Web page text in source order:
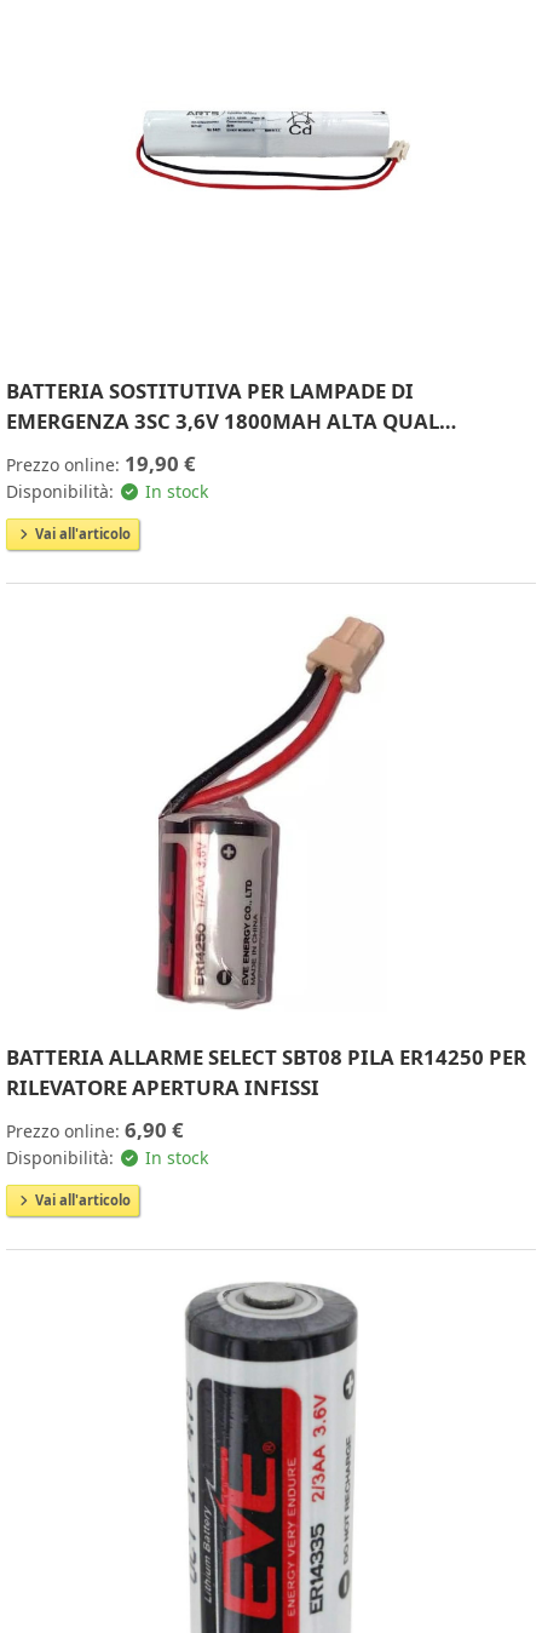
BATTERIA SOSTITUTIVA PER LAMPADE DI
EMERGENZA 3SC 3,6V 1800MAH ALTA QUAL…
Prezzo online: 19,90 €
Disponibilità: In stock
Vai all'articolo
BATTERIA ALLARME SELECT SBT08 PILA ER14250 PER
RILEVATORE APERTURA INFISSI
Prezzo online: 6,90 €
Disponibilità: In stock
Vai all'articolo